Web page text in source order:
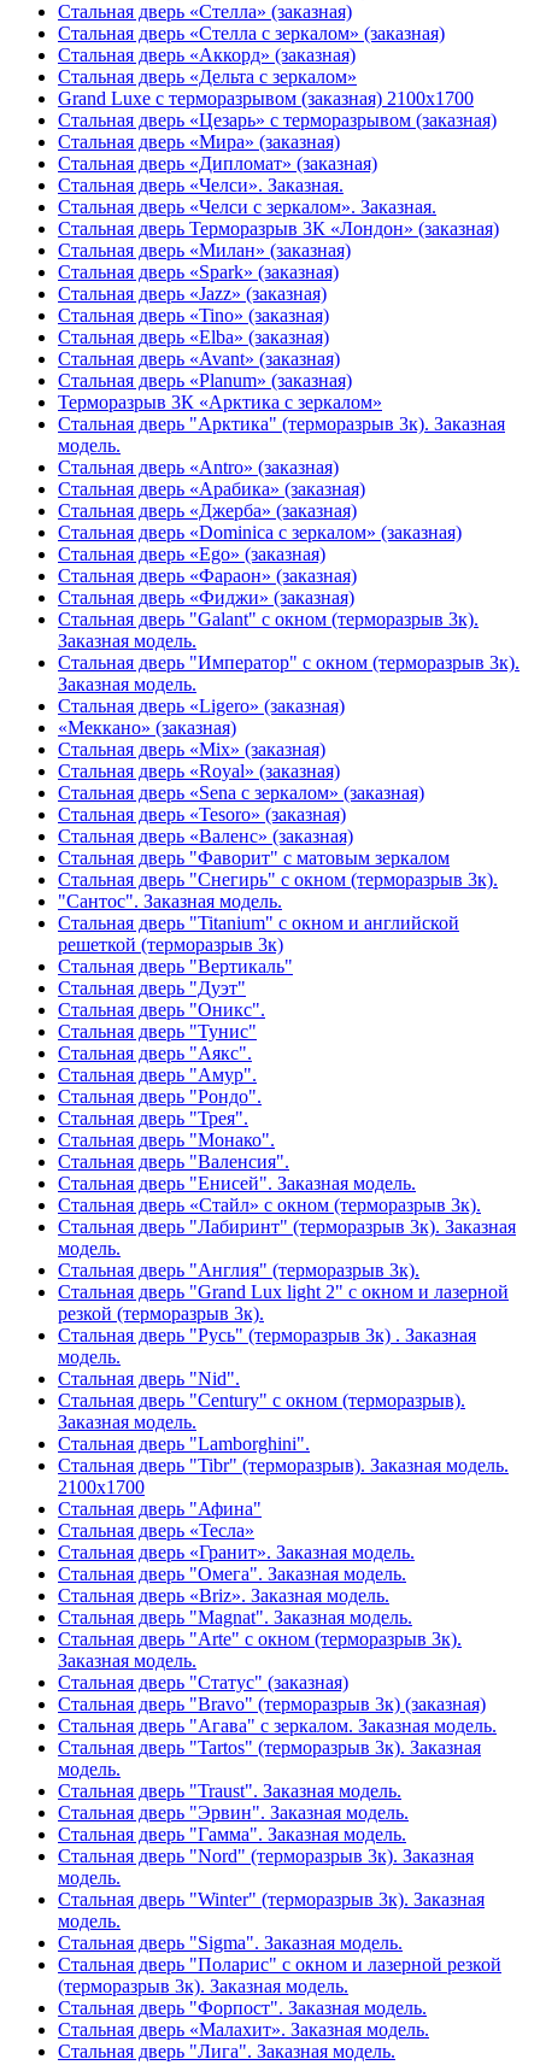
Стальная дверь «Стелла» (заказная)
Стальная дверь «Стелла с зеркалом» (заказная)
Стальная дверь «Аккорд» (заказная)
Стальная дверь «Дельта с зеркалом»
Grand Luxe с терморазрывом (заказная) 2100х1700
Стальная дверь «Цезарь» с терморазрывом (заказная)
Стальная дверь «Мира» (заказная)
Стальная дверь «Дипломат» (заказная)
Стальная дверь «Челси». Заказная.
Стальная дверь «Челси с зеркалом». Заказная.
Стальная дверь Терморазрыв 3К «Лондон» (заказная)
Стальная дверь «Милан» (заказная)
Стальная дверь «Spark» (заказная)
Стальная дверь «Jazz» (заказная)
Стальная дверь «Tino» (заказная)
Стальная дверь «Elba» (заказная)
Стальная дверь «Avant» (заказная)
Стальная дверь «Planum» (заказная)
Терморазрыв 3К «Арктика с зеркалом»
Стальная дверь "Арктика" (терморазрыв 3к). Заказная
модель.
Стальная дверь «Antro» (заказная)
Стальная дверь «Арабика» (заказная)
Стальная дверь «Джерба» (заказная)
Стальная дверь «Dominica с зеркалом» (заказная)
Стальная дверь «Ego» (заказная)
Стальная дверь «Фараон» (заказная)
Стальная дверь «Фиджи» (заказная)
Стальная дверь "Galant" с окном (терморазрыв 3к).
Заказная модель.
Стальная дверь "Император" с окном (терморазрыв 3к).
Заказная модель.
Стальная дверь «Ligero» (заказная)
«Меккано» (заказная)
Стальная дверь «Mix» (заказная)
Стальная дверь «Royal» (заказная)
Стальная дверь «Sena с зеркалом» (заказная)
Стальная дверь «Tesoro» (заказная)
Стальная дверь «Валенс» (заказная)
Стальная дверь "Фаворит" с матовым зеркалом
Стальная дверь "Снегирь" с окном (терморазрыв 3к).
"Сантос". Заказная модель.
Стальная дверь "Titanium" с окном и английской
решеткой (терморазрыв 3к)
Стальная дверь "Вертикаль"
Стальная дверь "Дуэт"
Стальная дверь "Оникс".
Стальная дверь "Тунис"
Стальная дверь "Аякс".
Стальная дверь "Амур".
Стальная дверь "Рондо".
Стальная дверь "Трея".
Стальная дверь "Монако".
Стальная дверь "Валенсия".
Стальная дверь "Енисей". Заказная модель.
Стальная дверь «Стайл» с окном (терморазрыв 3к).
Стальная дверь "Лабиринт" (терморазрыв 3к). Заказная
модель.
Стальная дверь "Англия" (терморазрыв 3к).
Стальная дверь "Grand Lux light 2" с окном и лазерной
резкой (терморазрыв 3к).
Стальная дверь "Русь" (терморазрыв 3к) . Заказная
модель.
Стальная дверь "Nid".
Стальная дверь "Century" с окном (терморазрыв).
Заказная модель.
Стальная дверь "Lamborghini".
Стальная дверь "Tibr" (терморазрыв). Заказная модель.
2100х1700
Стальная дверь "Афина"
Стальная дверь «Тесла»
Стальная дверь «Гранит». Заказная модель.
Стальная дверь "Омега". Заказная модель.
Стальная дверь «Briz». Заказная модель.
Стальная дверь "Magnat". Заказная модель.
Стальная дверь "Arte" с окном (терморазрыв 3к).
Заказная модель.
Стальная дверь "Статус" (заказная)
Стальная дверь "Bravo" (терморазрыв 3к) (заказная)
Стальная дверь "Агава" с зеркалом. Заказная модель.
Стальная дверь "Tartos" (терморазрыв 3к). Заказная
модель.
Стальная дверь "Traust". Заказная модель.
Стальная дверь "Эрвин". Заказная модель.
Стальная дверь "Гамма". Заказная модель.
Стальная дверь "Nord" (терморазрыв 3к). Заказная
модель.
Стальная дверь "Winter" (терморазрыв 3к). Заказная
модель.
Стальная дверь "Sigma". Заказная модель.
Стальная дверь "Поларис" с окном и лазерной резкой
(терморазрыв 3к). Заказная модель.
Стальная дверь "Форпост". Заказная модель.
Стальная дверь «Малахит». Заказная модель.
Стальная дверь "Лига". Заказная модель.